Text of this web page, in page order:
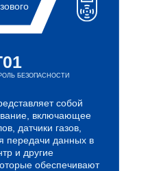
собой
включающее
датчики газов,
передачи данных в
и другие
обеспечивают
БЕЗОПАСНОСТИ